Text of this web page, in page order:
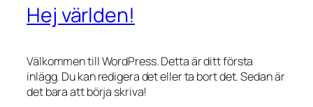
Hej världen!
Välkommen till WordPress. Detta är ditt första
inlägg. Du kan redigera det eller ta bort det. Sedan är
det bara att börja skriva!